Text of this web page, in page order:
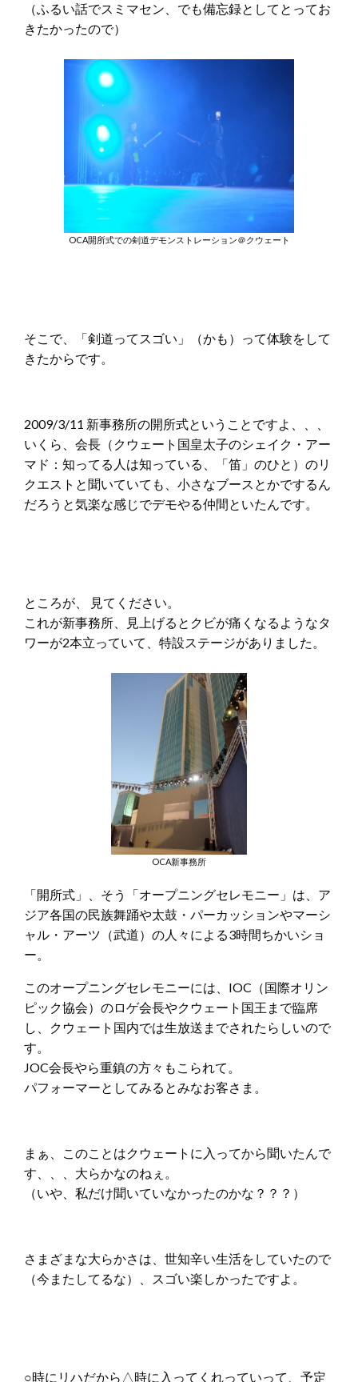
（ふるい話でスミマセン、でも備忘録としてとってお
きたかったので）
OCA開所式での剣道デモンストレーション＠クウェート
そこで、「剣道ってスゴい」（かも）って体験をして
きたからです。
2009/3/11 新事務所の開所式ということですよ、、、
いくら、会長（クウェート国皇太子のシェイク・アー
マド：知ってる人は知っている、「笛」のひと）のリ
クエストと聞いていても、小さなブースとかでするん
だろうと気楽な感じでデモやる仲間といたんです。
ところが、 見てください。
これが新事務所、見上げるとクビが痛くなるようなタ
ワーが2本立っていて、特設ステージがありました。
OCA新事務所
「開所式」、そう「オープニングセレモニー」は、ア
ジア各国の民族舞踊や太鼓・パーカッションやマーシ
ャル・アーツ（武道）の人々による3時間ちかいショ
ー。
このオープニングセレモニーには、IOC（国際オリン
ピック協会）のロゲ会長やクウェート国王まで臨席
し、クウェート国内では生放送までされたらしいので
す。
JOC会長やら重鎮の方々もこられて。
パフォーマーとしてみるとみなお客さま。
まぁ、このことはクウェートに入ってから聞いたんで
す、、、大らかなのねぇ。
（いや、私だけ聞いていなかったのかな？？？）
さまざまな大らかさは、世知辛い生活をしていたので
（今またしてるな）、スゴい楽しかったですよ。
○時にリハだから△時に入ってくれっていって、予定